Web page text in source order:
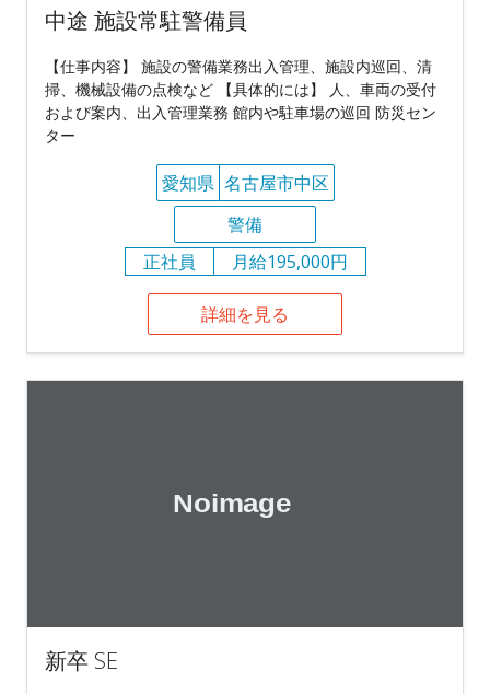
中途 施設常駐警備員
【仕事内容】 施設の警備業務出入管理、施設内巡回、清
掃、機械設備の点検など 【具体的には】 人、車両の受付
および案内、出入管理業務 館内や駐車場の巡回 防災セン
ター
愛知県 名古屋市中区
警備
正社員
月給195,000円
詳細を見る
新卒 SE